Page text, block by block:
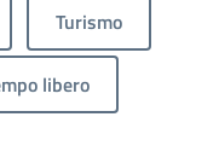
Turismo
libero